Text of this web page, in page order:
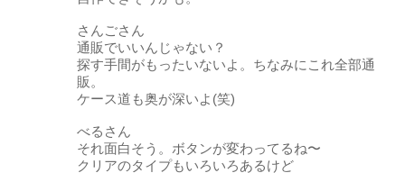
さんごさん
通販でいいんじゃない？
探す手間がもったいないよ。ちなみにこれ全部通
販。
ケース道も奥が深いよ(笑)
べるさん
それ面白そう。ボタンが変わってるね〜
クリアのタイプもいろいろあるけど